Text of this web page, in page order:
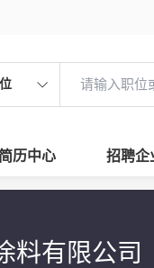
历中心 招聘企
料有限公司